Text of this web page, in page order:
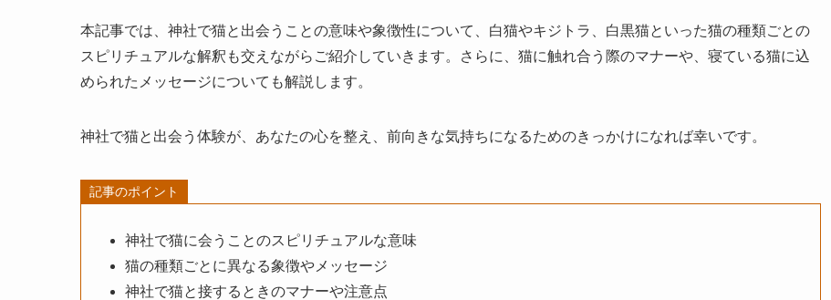
本記事では、神社で猫と出会うことの意味や象徴性について、白猫やキジトラ、白黒猫といった猫の種類ごとの
スピリチュアルな解釈も交えながらご紹介していきます。さらに、猫に触れ合う際のマナーや、寝ている猫に込
められたメッセージについても解説します。
神社で猫と出会う体験が、あなたの心を整え、前向きな気持ちになるためのきっかけになれば幸いです。
記事のポイント
神社で猫に会うことのスピリチュアルな意味
猫の種類ごとに異なる象徴やメッセージ
神社で猫と接するときのマナーや注意点